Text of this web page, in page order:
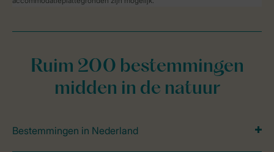
Ruim 200 bestemmingen
midden in de natuur
Bestemmingen in Nederland